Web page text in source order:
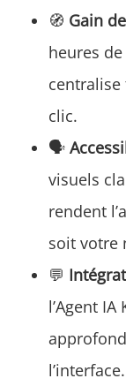
🧭 Gain
heures
clic.
🗣️
visuels
rendent
soit votre
💬
l’Agent